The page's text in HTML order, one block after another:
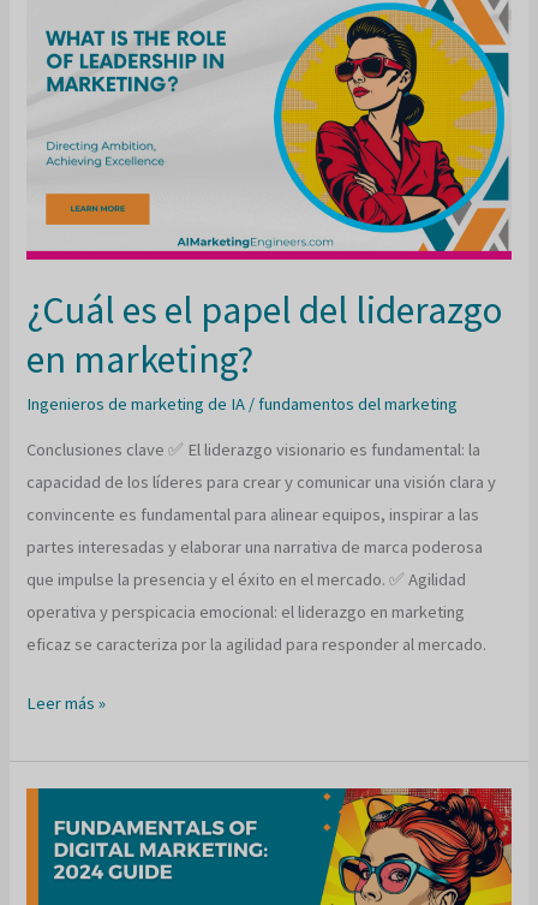
alto
que
¿Cuál es el papel del liderazgo
en marketing?
Ingenieros de marketing de IA /fundamentos del marketing
Conclusiones clave ✅ El liderazgo visionario es fundamental: la
capacidad de los líderes para crear y comunicar una visión clara y
convincente es fundamental para alinear equipos, inspirar a las
partes interesadas y elaborar una narrativa de marca poderosa
que impulse la presencia y el éxito en el mercado. ✅ Agilidad
operativa y perspicacia emocional: el liderazgo en marketing
eficaz se caracteriza por la agilidad para responder al mercado.
¿Cuál
el
liderazgo
Leer más »